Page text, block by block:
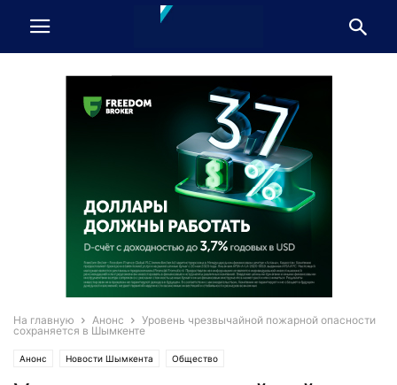
На главную Анонс
Уровень чрезвычайной пожарной опасности
сохраняется в Шымкенте
Анонс Новости Шымкента Общество